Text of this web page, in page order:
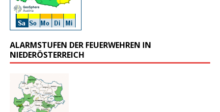
ALARMSTUFEN DER FEUERWEHREN IN
NIEDERÖSTERREICH